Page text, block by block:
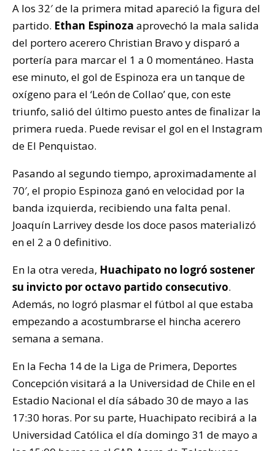
A los 32′ de la primera mitad apareció la figura del
partido. Ethan Espinoza aprovechó la mala salida
del portero acerero Christian Bravo y disparó a
portería para marcar el 1 a 0 momentáneo. Hasta
ese minuto, el gol de Espinoza era un tanque de
oxígeno para el ‘León de Collao’ que, con este
triunfo, salió del último puesto antes de finalizar la
primera rueda. Puede revisar el gol en el Instagram
de El Penquistao.
Pasando al segundo tiempo, aproximadamente al
70′, el propio Espinoza ganó en velocidad por la
banda izquierda, recibiendo una falta penal.
Joaquín Larrivey desde los doce pasos materializó
en el 2 a 0 definitivo.
En la otra vereda, Huachipato no logró sostener
su invicto por octavo partido consecutivo.
Además, no logró plasmar el fútbol al que estaba
empezando a acostumbrarse el hincha acerero
semana a semana.
En la Fecha 14 de la Liga de Primera, Deportes
Concepción visitará a la Universidad de Chile en el
Estadio Nacional el día sábado 30 de mayo a las
17:30 horas. Por su parte, Huachipato recibirá a la
Universidad Católica el día domingo 31 de mayo a